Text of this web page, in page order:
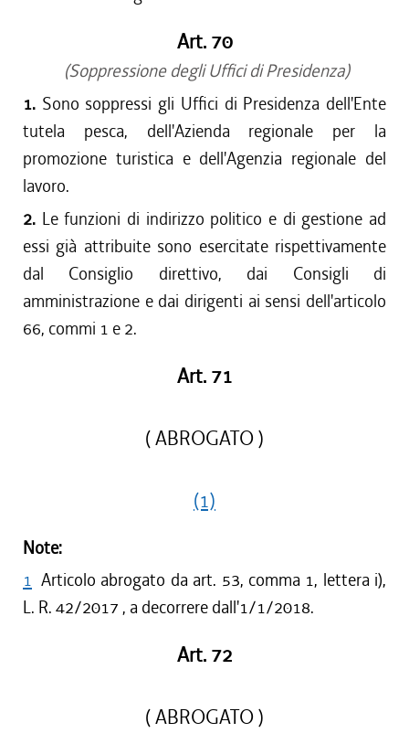
Art. 70
(Soppressione degli Uffici di Presidenza)
1. Sono soppressi gli Uffici di Presidenza dell'Ente
tutela pesca, dell'Azienda regionale per la
promozione turistica e dell'Agenzia regionale del
lavoro.
2. Le funzioni di indirizzo politico e di gestione ad
essi già attribuite sono esercitate rispettivamente
dal Consiglio direttivo, dai Consigli di
amministrazione e dai dirigenti ai sensi dell'articolo
66, commi 1 e 2.
Art. 71
( ABROGATO )
(1)
Note:
1 Articolo abrogato da art. 53, comma 1, lettera i),
L. R. 42/2017 , a decorrere dall'1/1/2018.
Art. 72
( ABROGATO )